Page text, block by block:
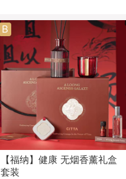
B
【福纳】健康 无烟香薰礼盒
套装